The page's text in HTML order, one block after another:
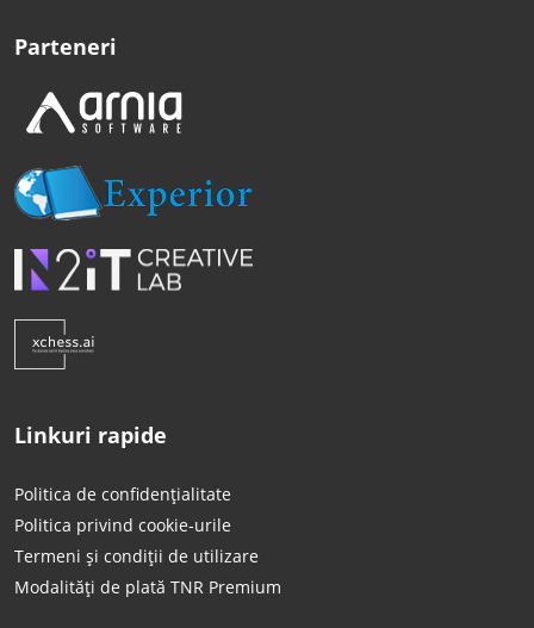
Parteneri
Linkuri rapide
Politica de confidențialitate
Politica privind cookie-urile
Termeni și condiții de utilizare
Modalități de plată TNR Premium